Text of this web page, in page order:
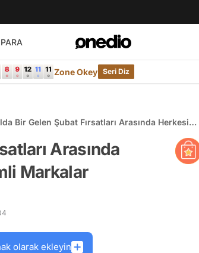
PARA
Zone Okey Seri Diz
Bir Gelen Şubat Fırsatları Arasında Herkesin
Arasında
Markalar
olarak ekleyin